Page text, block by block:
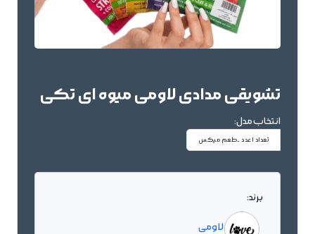
تشویقی مدادی لاومی میوه ای تکی
انتخاب مدل:
تعداد 1عدد -طعم میکس
برند:
لاومی